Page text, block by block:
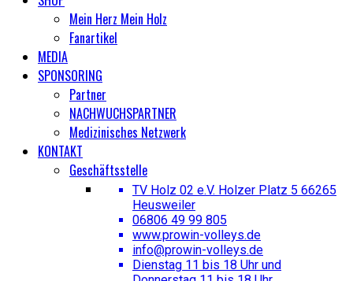
Mein Herz Mein Holz
Fanartikel
MEDIA
SPONSORING
Partner
NACHWUCHSPARTNER
Medizinisches Netzwerk
KONTAKT
Geschäftsstelle
TV Holz 02 e.V. Holzer Platz 5 66265
Heusweiler
06806 49 99 805
www.prowin-volleys.de
info@prowin-volleys.de
Dienstag 11 bis 18 Uhr und